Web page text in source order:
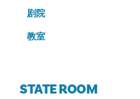
剧院
教室
STATE ROOM